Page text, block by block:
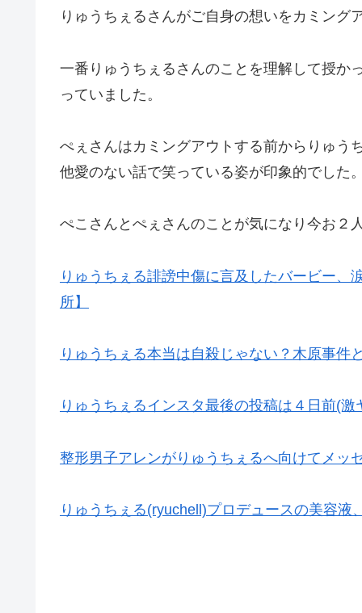
りゅうちぇるさんがご自身の想いをカミング
一番りゅうちぇるさんのことを理解して授か
っていました。
ぺぇさんはカミングアウトする前からりゅう
他愛のない話で笑っている姿が印象的でした
ぺこさんとぺぇさんのことが気になり今お２
りゅうちぇる誹謗中傷に言及したバービー
所】
りゅうちぇる本当は自殺じゃない？木原事件
りゅうちぇるインスタ最後の投稿は４日前(
整形男子アレンがりゅうちぇるへ向けてメ
りゅうちぇる(ryuchell)プロデュースの美容